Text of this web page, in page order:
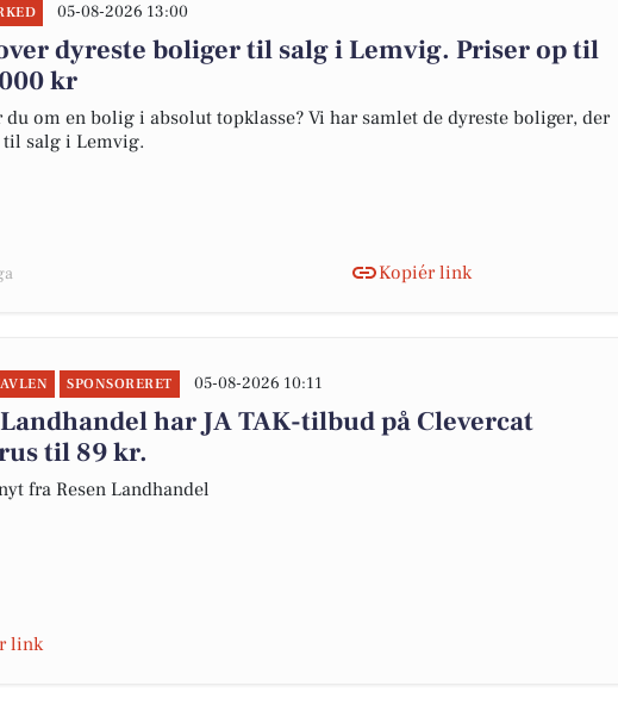
05-08-2026 13:00
dyreste boliger til salg i Lemvig. Priser op til
kr
om en bolig i absolut topklasse? Vi har samlet de dyreste boliger, der
salg i Lemvig.
Kopiér link
SPONSORERET 05-08-2026 10:11
har JA TAK-tilbud på Clevercat
til 89 kr.
fra Resen Landhandel
link